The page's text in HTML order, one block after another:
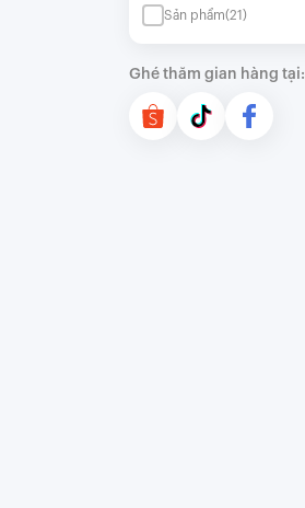
Sản phẩm(21)
Ghé thăm gian hàng tại: